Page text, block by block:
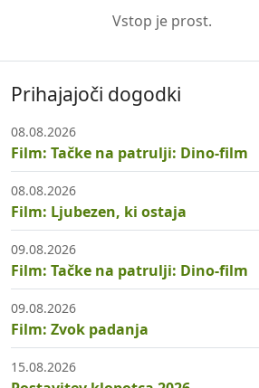
Vstop je prost.
Prihajajoči dogodki
08.08.2026
Film: Tačke na patrulji: Dino-film
08.08.2026
Film: Ljubezen, ki ostaja
09.08.2026
Film: Tačke na patrulji: Dino-film
09.08.2026
Film: Zvok padanja
15.08.2026